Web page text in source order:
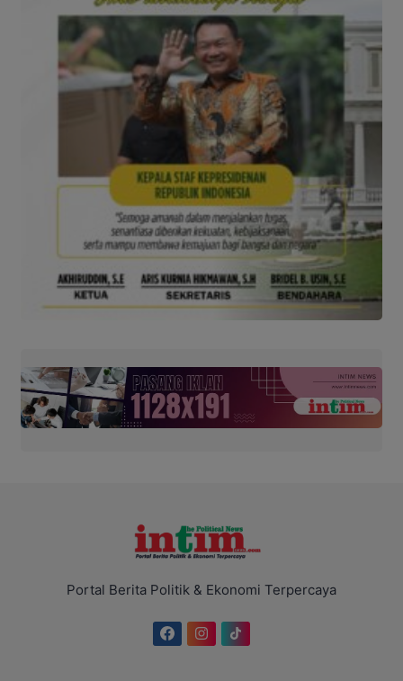
Portal Berita Politik & Ekonomi Terpercaya